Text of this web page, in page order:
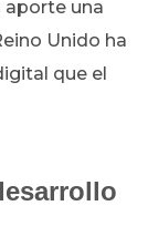
aporte una
Unido ha
que el